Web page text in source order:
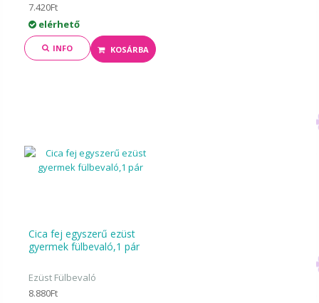
7.420Ft
elérhető
INFO KOSÁRBA
Cica fej egyszerű ezüst
gyermek fülbevaló,1 pár
Ezüst Fülbevaló
8.880Ft